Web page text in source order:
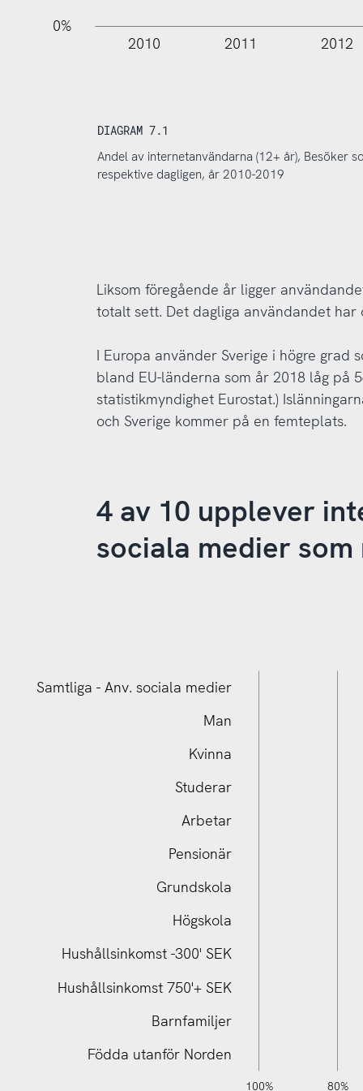
0%
2010 2011 2012
DIAGRAM 7.1
Andel av internetanvändarna (12+ år), Besöker
respektive dagligen, år 2010-2019
Liksom föregående år ligger
totalt sett. Det dagliga användandet
I Europa använder Sverige i högre grad
bland EU-länderna som år 2018 låg på
statistikmyndighet Eurostat.)
och Sverige kommer på en femteplats.
4 av 10 upplever
sociala medier
Födda utanför Norden
Barnfamiljer
Hushållsinkomst 750'+ SEK
Hushållsinkomst -300' SEK
Högskola
Grundskola
Pensionär
Arbetar
Studerar
Kvinna
Man
Samtliga - Anv. sociala medier
-20%
-10%
0%
10%
20%
140%
120%100% 80%
110%
120%